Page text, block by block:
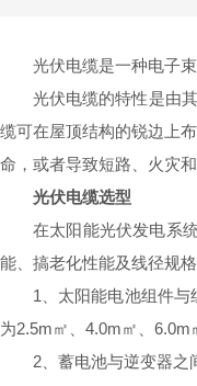
光伏电缆是一种电子
光伏电缆的特性是由
缆可在屋顶结构的锐边上
命，或者导致短路、火灾
光伏电缆选型
在太阳能光伏发电系
能、搞老化性能及线径规
1
、太阳能电池组件
为2.5m㎡ 4.0m㎡ 6.0m
2 、蓄电池与逆变器